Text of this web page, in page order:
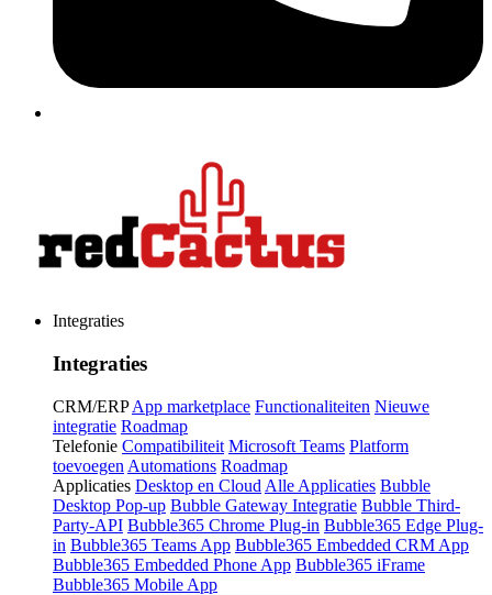
Integraties
Integraties
CRM/ERP App marketplace Functionaliteiten Nieuwe
integratie Roadmap
Telefonie Compatibiliteit Microsoft Teams Platform
toevoegen Automations Roadmap
Applicaties Desktop en Cloud Alle Applicaties Bubble
Desktop Pop-up Bubble Gateway Integratie Bubble Third-
Party-API Bubble365 Chrome Plug-in Bubble365 Edge Plug-
in Bubble365 Teams App Bubble365 Embedded CRM App
Bubble365 Embedded Phone App Bubble365 iFrame
Bubble365 Mobile App